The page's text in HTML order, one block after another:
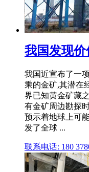
我国发现价
我国近宣布了一
乘的金矿,其潜在
界已知黄金矿藏
有金矿周边勘探
预示着地球上可
发了全球 ...
联系电话: 180